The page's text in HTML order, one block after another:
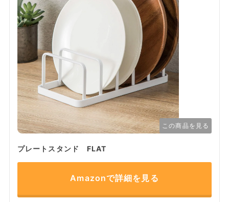
この商品を見る
プレートスタンド FLAT
Amazonで詳細を見る